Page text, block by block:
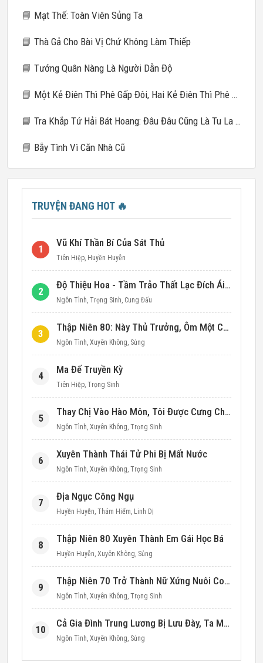
📘 Mạt Thế: Toàn Viên Sủng Ta
📘 Thà Gả Cho Bài Vị Chứ Không Làm Thiếp
📘 Tướng Quân Nàng Là Người Dẫn Độ
📘 Một Kẻ Điên Thì Phê Gấp Đôi, Hai Kẻ Điên Thì Phê Gấp Mười
📘 Tra Khắp Tứ Hải Bát Hoang: Đâu Đâu Cũng Là Tu La Tràng
📘 Bẫy Tình Vì Căn Nhà Cũ
TRUYỆN ĐANG HOT 🔥
1
Vũ Khí Thần Bí Của Sát Thủ
Tiên Hiệp, Huyền Huyễn
2
Độ Thiệu Hoa - Tầm Trảo Thất Lạc Đích Ái Tình
Ngôn Tình, Trọng Sinh, Cung Đấu
3
Thập Niên 80: Này Thủ Trưởng, Ôm Một Cái Đi!
Ngôn Tình, Xuyên Không, Sủng
4
Ma Đế Truyền Kỳ
Tiên Hiệp, Trọng Sinh
5
Thay Chị Vào Hào Môn, Tôi Được Cưng Chiều Hết Mực (Thập Niên 90)
Ngôn Tình, Xuyên Không, Trọng Sinh
6
Xuyên Thành Thái Tử Phi Bị Mất Nước
Ngôn Tình, Xuyên Không, Trọng Sinh
7
Địa Ngục Công Ngụ
Huyền Huyễn, Thám Hiểm, Linh Dị
8
Thập Niên 80 Xuyên Thành Em Gái Học Bá
Huyền Huyễn, Xuyên Không, Sủng
9
Thập Niên 70 Trở Thành Nữ Xứng Nuôi Con Làm Giàu
Ngôn Tình, Xuyên Không, Trọng Sinh
10
Cả Gia Đình Trung Lương Bị Lưu Đày, Ta Mang Không Gian Cứu Cả Nhà
Ngôn Tình, Xuyên Không, Sủng